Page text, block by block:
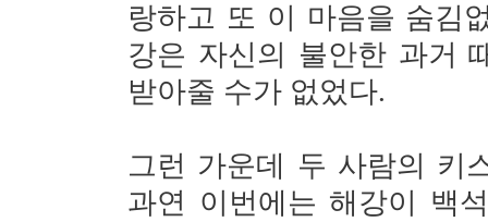
랑하고 또 이 마음을 숨김
강은 자신의 불안한 과거
받아줄 수가 없었다.
그런 가운데 두 사람의 키
과연 이번에는 해강이 백